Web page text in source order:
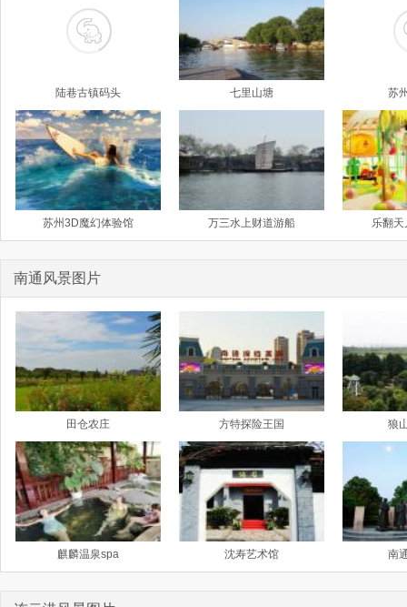
陆巷古镇码头 七里山塘 苏
苏州3D魔幻体验馆 万三水上财道游船 乐翻
南通风景图片
田仓农庄 方特探险王国 狼
麒麟温泉spa 沈寿艺术馆 南